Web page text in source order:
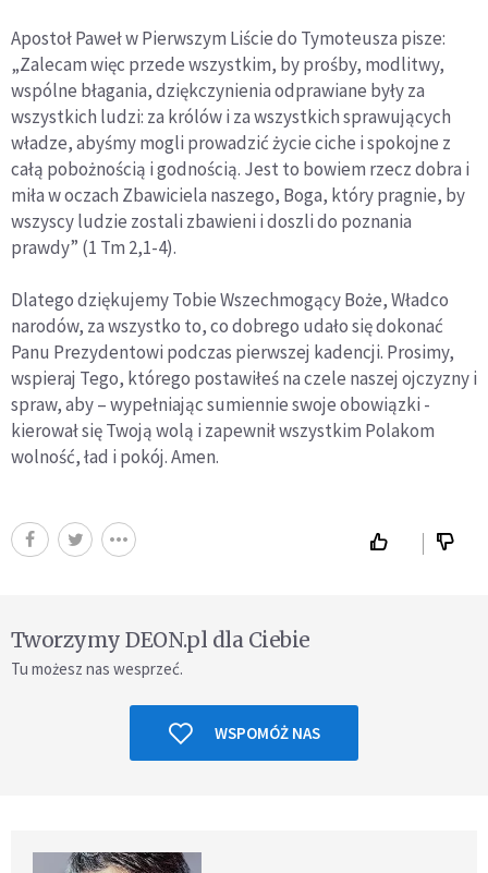
Apostoł Paweł w Pierwszym Liście do Tymoteusza pisze:
„Zalecam więc przede wszystkim, by prośby, modlitwy,
wspólne błagania, dziękczynienia odprawiane były za
wszystkich ludzi: za królów i za wszystkich sprawujących
władze, abyśmy mogli prowadzić życie ciche i spokojne z
całą pobożnością i godnością. Jest to bowiem rzecz dobra i
miła w oczach Zbawiciela naszego, Boga, który pragnie, by
wszyscy ludzie zostali zbawieni i doszli do poznania
prawdy” (1 Tm 2,1-4).
Dlatego dziękujemy Tobie Wszechmogący Boże, Władco
narodów, za wszystko to, co dobrego udało się dokonać
Panu Prezydentowi podczas pierwszej kadencji. Prosimy,
wspieraj Tego, którego postawiłeś na czele naszej ojczyzny i
spraw, aby – wypełniając sumiennie swoje obowiązki -
kierował się Twoją wolą i zapewnił wszystkim Polakom
wolność, ład i pokój. Amen.
Tworzymy DEON.pl dla Ciebie
Tu możesz nas wesprzeć.
WSPOMÓŻ NAS